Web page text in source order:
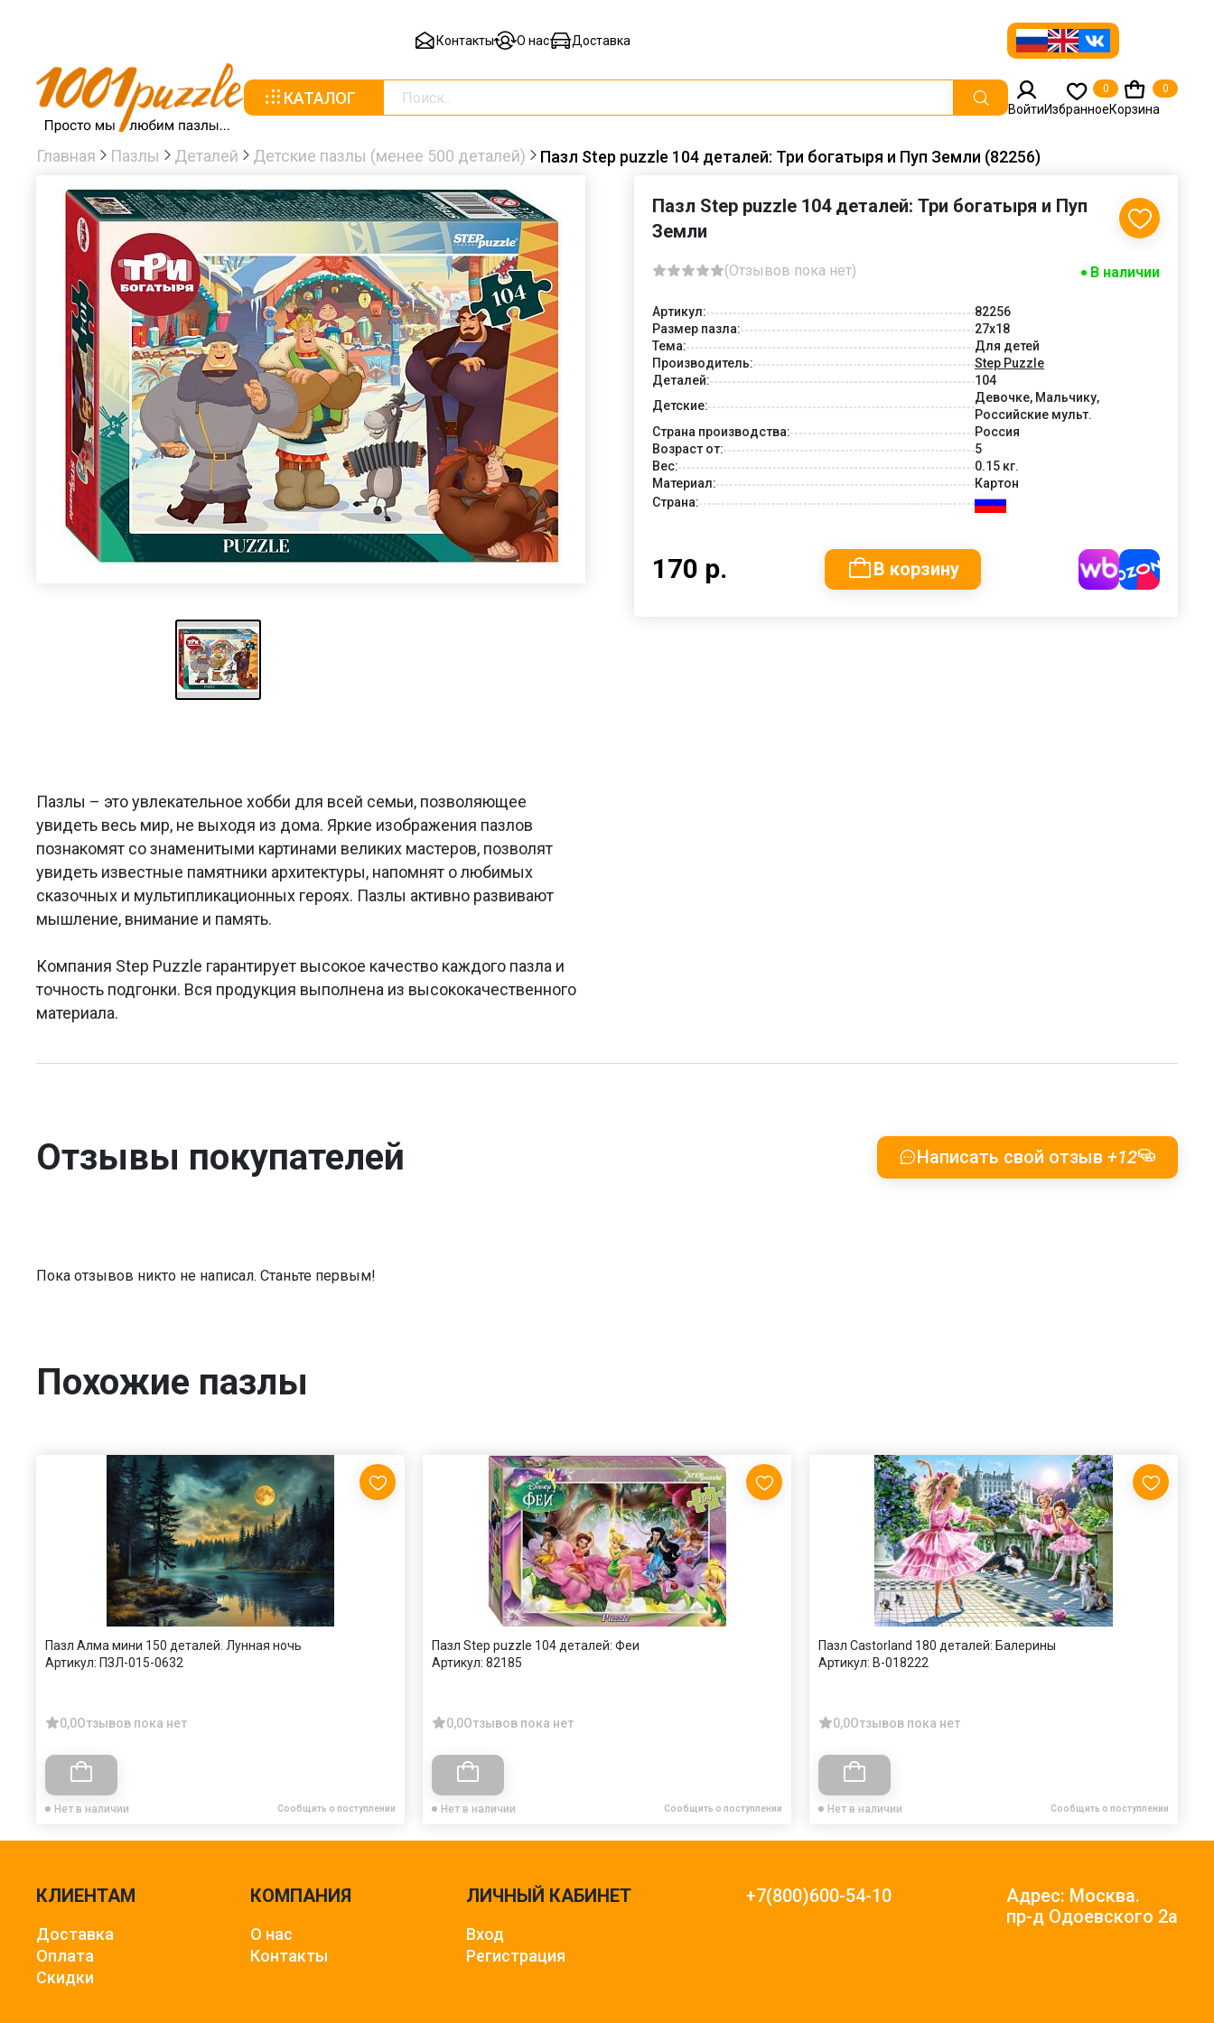
Контакты О нас Доставка
КАТАЛОГ
ВойтиИзбранное
0
Корзина
0
Главная Пазлы Деталей Детские пазлы (менее 500 деталей) Пазл Step puzzle 104 деталей: Три богатыря и Пуп Земли (82256)
Пазлы – это увлекательное хобби для всей семьи, позволяющее
увидеть весь мир, не выходя из дома. Яркие изображения пазлов
познакомят со знаменитыми картинами великих мастеров, позволят
увидеть известные памятники архитектуры, напомнят о любимых
сказочных и мультипликационных героях. Пазлы активно развивают
мышление, внимание и память.
Компания Step Puzzle гарантирует высокое качество каждого пазла и
точность подгонки. Вся продукция выполнена из высококачественного
материала.
Пазл Step puzzle 104 деталей: Три богатыря и Пуп
Земли
(Отзывов пока нет) В наличии
Артикул:
82256
Размер пазла:
27x18
Тема:
Для детей
Производитель:
Step Puzzle
Деталей:
104
Детские:
Девочке, Мальчику,
Российские мульт.
Страна производства:
Россия
Возраст от:
5
Вес:
0.15 кг.
Материал:
Картон
Страна:
170 р. В корзину
Отзывы покупателей Написать свой отзыв +12
Пока отзывов никто не написал. Станьте первым!
Похожие пазлы
Пазл Алма мини 150 деталей. Лунная ночь
Артикул: ПЗЛ-015-0632
0,0Отзывов пока нет
Нет в наличии Сообщить о поступлении
Пазл Step puzzle 104 деталей: Феи
Артикул: 82185
0,0Отзывов пока нет
Нет в наличии Сообщить о поступлении
Пазл Castorland 180 деталей: Балерины
Артикул: В-018222
0,0Отзывов пока нет
Нет в наличии Сообщить о поступлении
КЛИЕНТАМ
Доставка
Оплата
Скидки
КОМПАНИЯ
О нас
Контакты
ЛИЧНЫЙ КАБИНЕТ
Вход
Регистрация
+7(800)600-54-10
Адрес: Москва.
пр-д Одоевского 2а